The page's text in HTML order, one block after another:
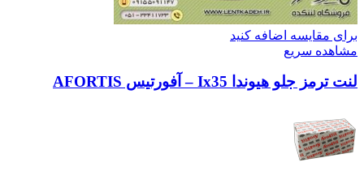
برای مقایسه اضافه کنید
مشاهده سریع
لنت ترمز جلو هیوندا Ix35 – آفورتیس AFORTIS